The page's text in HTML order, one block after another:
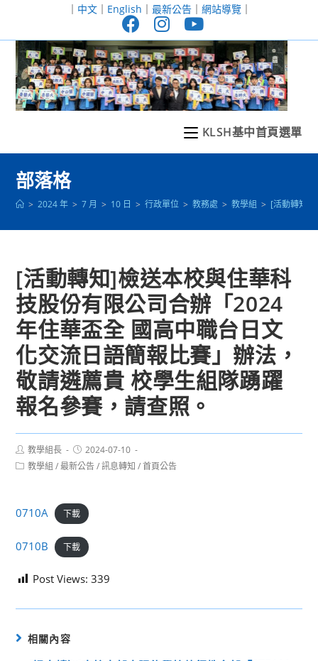
至
｜ 中文｜ English ｜ 最新公告｜ 網站導覽｜
KLSH基中首頁選單
部落格
> 2024 年 > 7 月 > 10 日 > 行政單位 > 教務處 > 教學組 > [活動轉知]
[活動轉知]檢送本校與住華科
技股份有限公司合辦「2024
年住華盃全 國高中職台日文
化交流日語簡報比賽」辦法，
敬請遴薦貴 校學生組隊踴躍
報名參賽，請查照。
Post
author:
教學組長
Post
published:
2024-07-10
Post教學組 / 最新公告 / 訊息轉知 / 首頁公告
0710A 下載
0710B 下載
Post Views: 339
相關內容